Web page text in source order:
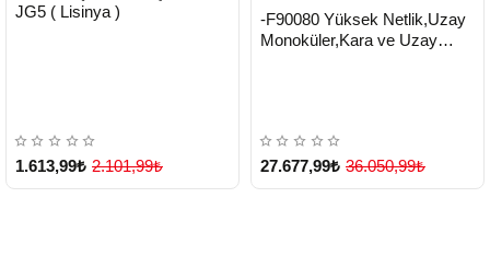
JG5 ( Lisinya )
1.613,99₺ 2.101,99₺
TESLİMAT
-F90080 Yüksek Netlik,Uzay
Monoküler,Kara ve Uzay
27.677,99₺ 36.050,99₺